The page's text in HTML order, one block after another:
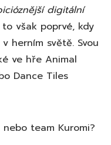
digitální
to však poprvé, kdy
herním světě. Svou
ve hře Animal
Dance Tiles
team Kuromi?